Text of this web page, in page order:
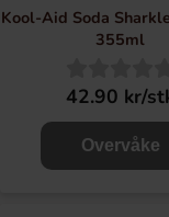
Kool-Aid Soda
355ml
42.90 kr/
Overvåke